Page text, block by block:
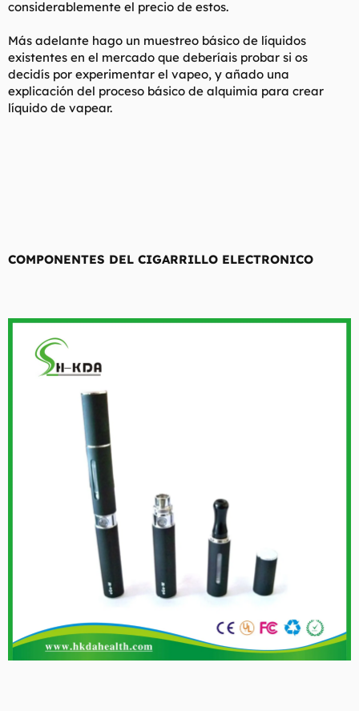
considerablemente el precio de estos.
Más adelante hago un muestreo básico de líquidos
existentes en el mercado que deberíais probar si os
decidís por experimentar el vapeo, y añado una
explicación del proceso básico de alquimia para crear
líquido de vapear.
COMPONENTES DEL CIGARRILLO ELECTRONICO